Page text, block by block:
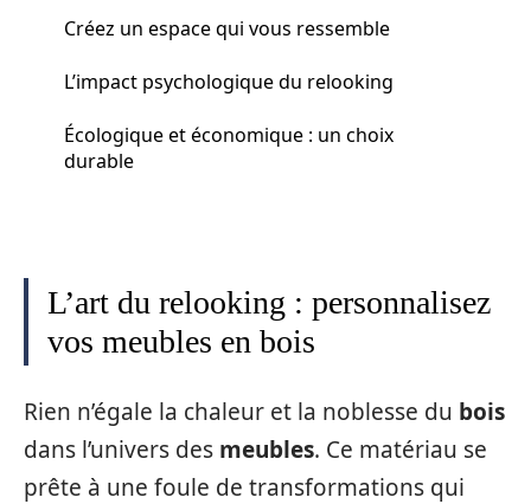
Créez un espace qui vous ressemble
L’impact psychologique du relooking
Écologique et économique : un choix
durable
L’art du relooking : personnalisez
vos meubles en bois
Rien n’égale la chaleur et la noblesse du bois
dans l’univers des meubles. Ce matériau se
prête à une foule de transformations qui